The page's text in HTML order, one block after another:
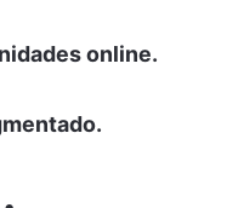
online.